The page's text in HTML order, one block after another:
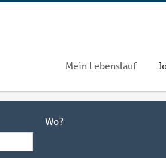
Mein Lebenslauf
Wo?